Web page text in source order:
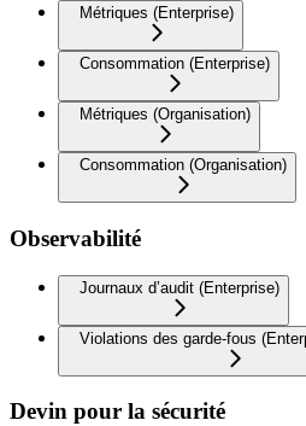
Métriques (Enterprise)
Consommation (Enterprise)
Métriques (Organisation)
Consommation (Organisation)
Observabilité
Journaux d’audit (Enterprise)
Violations des garde-fous
Devin pour la sécurité